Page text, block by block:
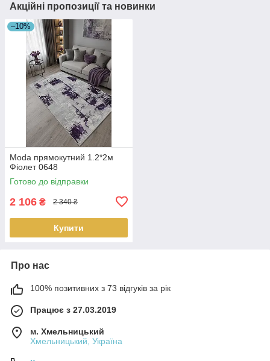
Акційні пропозиції та новинки
–10%
Moda прямокутний 1.2*2м
Фіолет 0648
Готово до відправки
2 106 ₴ 2 340 ₴
Купити
Про нас
100% позитивних з 73 відгуків за рік
Працює з 27.03.2019
м. Хмельницький
Хмельницький, Україна